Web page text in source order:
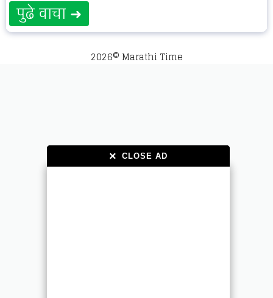
× CLOSE AD
× CLOSE AD
पुढे वाचा ➜
2026© Marathi Time